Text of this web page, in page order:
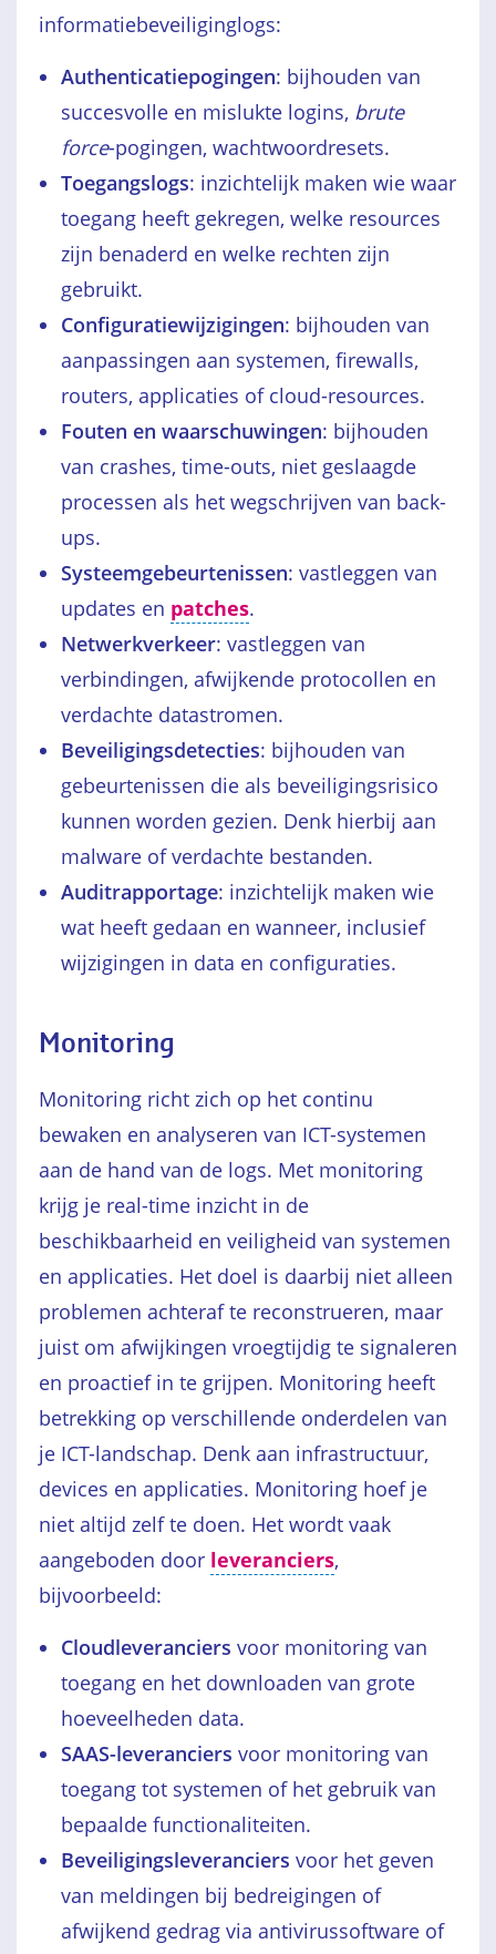
informatiebeveiliginglogs:
Authenticatiepogingen: bijhouden van
succesvolle en mislukte logins, brute
force-pogingen, wachtwoordresets.
Toegangslogs: inzichtelijk maken wie waar
toegang heeft gekregen, welke resources
zijn benaderd en welke rechten zijn
gebruikt.
Configuratiewijzigingen: bijhouden van
aanpassingen aan systemen, firewalls,
routers, applicaties of cloud-resources.
Fouten en waarschuwingen: bijhouden
van crashes, time-outs, niet geslaagde
processen als het wegschrijven van back-
ups.
Systeemgebeurtenissen: vastleggen van
updates en patches.
Netwerkverkeer: vastleggen van
verbindingen, afwijkende protocollen en
verdachte datastromen.
Beveiligingsdetecties: bijhouden van
gebeurtenissen die als beveiligingsrisico
kunnen worden gezien. Denk hierbij aan
malware of verdachte bestanden.
Auditrapportage: inzichtelijk maken wie
wat heeft gedaan en wanneer, inclusief
wijzigingen in data en configuraties.
Monitoring
Monitoring richt zich op het continu
bewaken en analyseren van ICT-systemen
aan de hand van de logs. Met monitoring
krijg je real-time inzicht in de
beschikbaarheid en veiligheid van systemen
en applicaties. Het doel is daarbij niet alleen
problemen achteraf te reconstrueren, maar
juist om afwijkingen vroegtijdig te signaleren
en proactief in te grijpen. Monitoring heeft
betrekking op verschillende onderdelen van
je ICT-landschap. Denk aan infrastructuur,
devices en applicaties. Monitoring hoef je
niet altijd zelf te doen. Het wordt vaak
aangeboden door leveranciers,
bijvoorbeeld:
Cloudleveranciers voor monitoring van
toegang en het downloaden van grote
hoeveelheden data.
SAAS-leveranciers voor monitoring van
toegang tot systemen of het gebruik van
bepaalde functionaliteiten.
Beveiligingsleveranciers voor het geven
van meldingen bij bedreigingen of
afwijkend gedrag via antivirussoftware of